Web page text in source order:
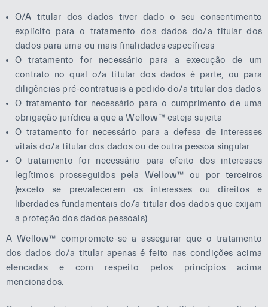
O/A titular dos dados tiver dado o seu consentimento
explícito para o tratamento dos dados do/a titular dos
dados para uma ou mais finalidades específicas
O tratamento for necessário para a execução de um
contrato no qual o/a titular dos dados é parte, ou para
diligências pré-contratuais a pedido do/a titular dos dados
O tratamento for necessário para o cumprimento de uma
obrigação jurídica a que a Wellow™ esteja sujeita
O tratamento for necessário para a defesa de interesses
vitais do/a titular dos dados ou de outra pessoa singular
O tratamento for necessário para efeito dos interesses
legítimos prosseguidos pela Wellow™ ou por terceiros
(exceto se prevalecerem os interesses ou direitos e
liberdades fundamentais do/a titular dos dados que exijam
a proteção dos dados pessoais)
A Wellow™ compromete-se a assegurar que o tratamento
dos dados do/a titular apenas é feito nas condições acima
elencadas e com respeito pelos princípios acima
mencionados.